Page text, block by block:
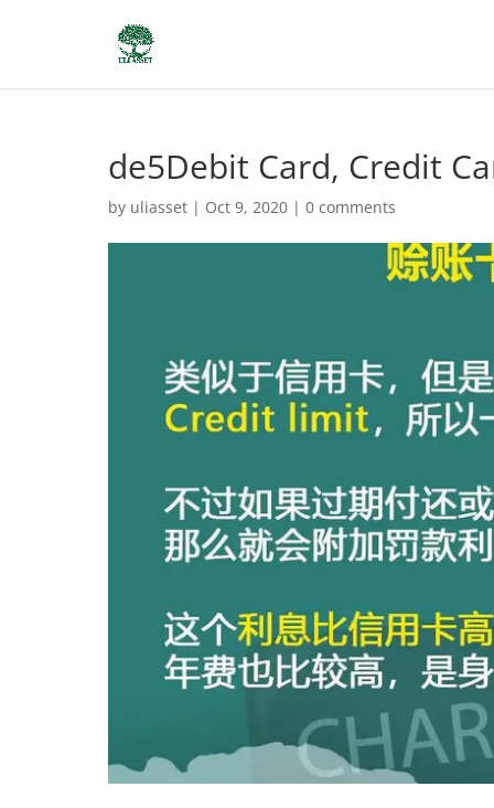
de5Debit Card, Credit
by uliasset | Oct 9, 2020 | 0 comments